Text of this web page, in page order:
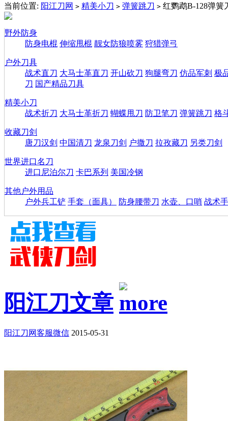
当前位置: 阳江刀网 > 精美小刀 > 弹簧跳刀 > 红鹦鹉B-128弹簧
野外防身
防身电棍 伸缩甩棍 靓女防狼喷雾 狩猎弹弓
户外刀具
战术直刀 大马士革直刀 开山砍刀 狗腿弯刀 仿品军刺 极
刀 国产精品刀具
精美小刀
战术折刀 大马士革折刀 蝴蝶甩刀 防卫笔刀 弹簧跳刀 格
收藏刀剑
唐刀汉剑 中国清刀 龙泉刀剑 户撒刀 拉孜藏刀 另类刀剑
世界进口名刀
进口尼泊尔刀 卡巴系列 美国冷钢
其他户外用品
户外兵工铲 手套（面具） 防身腰带刀 水壶、口哨 战术
阳江刀文章
阳江刀网客服微信 2015-05-31